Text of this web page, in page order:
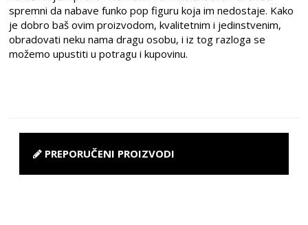
spremni da nabave funko pop figuru koja im nedostaje. Kako
je dobro baš ovim proizvodom, kvalitetnim i jedinstvenim,
obradovati neku nama dragu osobu, i iz tog razloga se
možemo upustiti u potragu i kupovinu.
PREPORUČENI PROIZVODI